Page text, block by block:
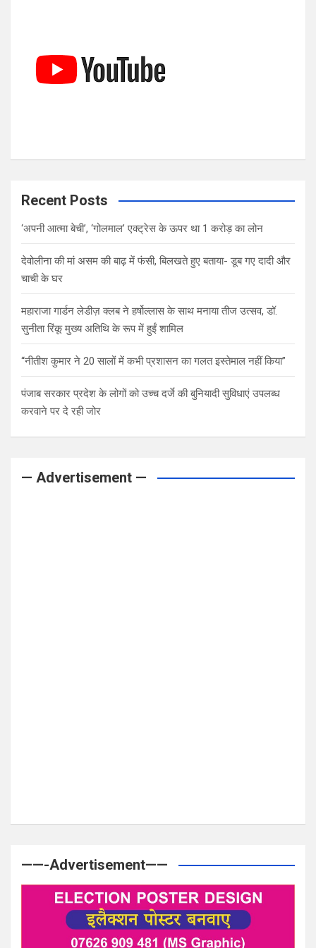
Recent Posts
‘अपनी आत्मा बेची’, ‘गोलमाल’ एक्ट्रेस के ऊपर था 1 करोड़ का लोन
देवोलीना की मां असम की बाढ़ में फंसी, बिलखते हुए बताया- डूब गए दादी और
चाची के घर
महाराजा गार्डन लेडीज़ क्लब ने हर्षोल्लास के साथ मनाया तीज उत्सव, डॉ.
सुनीता रिंकू मुख्य अतिथि के रूप में हुईं शामिल
“नीतीश कुमार ने 20 सालों में कभी प्रशासन का गलत इस्तेमाल नहीं किया”
पंजाब सरकार प्रदेश के लोगों को उच्च दर्जे की बुनियादी सुविधाएं उपलब्ध
करवाने पर दे रही जोर
— Advertisement —
——-Advertisement——